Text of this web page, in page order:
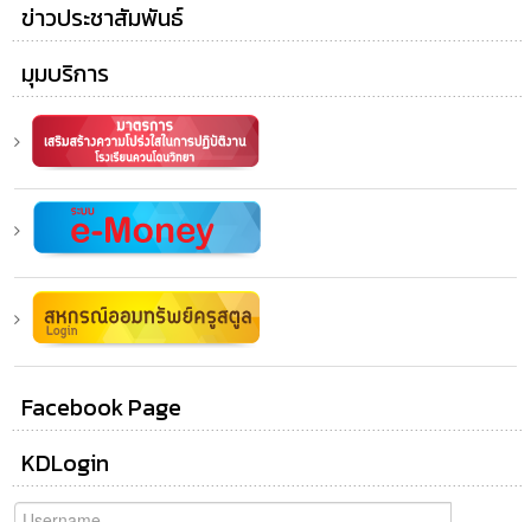
ข่าวประชาสัมพันธ์
มุมบริการ
Facebook Page
KDLogin